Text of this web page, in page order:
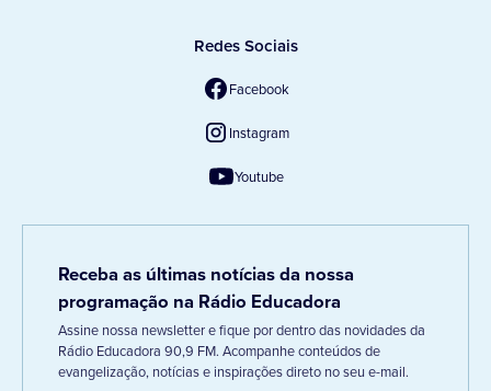
Redes Sociais
Facebook
Instagram
Youtube
Receba as últimas notícias da nossa
programação na Rádio Educadora
Assine nossa newsletter e fique por dentro das novidades da
Rádio Educadora 90,9 FM. Acompanhe conteúdos de
evangelização, notícias e inspirações direto no seu e-mail.